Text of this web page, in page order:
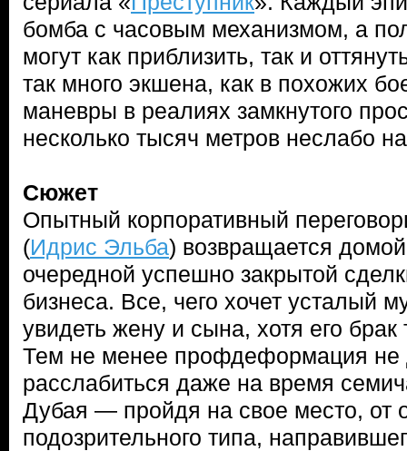
бомба с часовым механизмом, а
могут как приблизить, так и
так много экшена, как в похожих
маневры в реалиях замкнутого
несколько тысяч метров неслабо
Сюжет
Опытный корпоративный
(Идрис Эльба) возвращается
очередной успешно закрытой
бизнеса. Все, чего хочет усталый
увидеть жену и сына, хотя его
Тем не менее профдеформация не
расслабиться даже на время
Дубая — пройдя на свое место, от
подозрительного типа,